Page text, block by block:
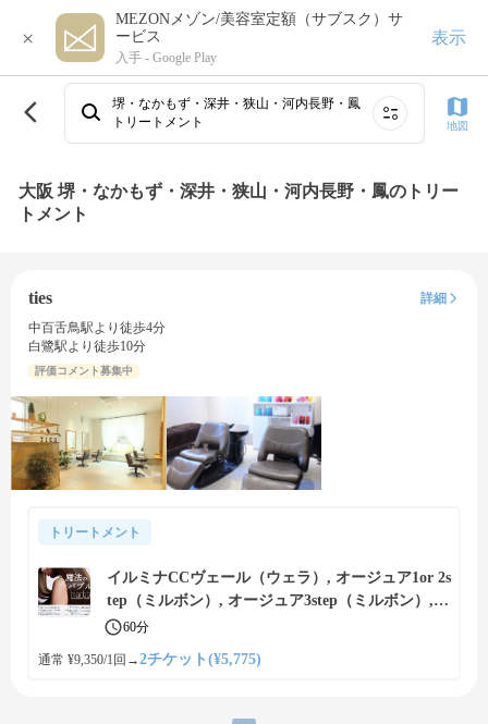
×
MEZONメゾン/美容室定額（サブスク）サ
ービス
入手 - Google Play
表示
堺・なかもず・深井・狭山・河内長野・鳳
トリートメント
地図
大阪 堺・なかもず・深井・狭山・河内長野・鳳のトリー
トメント
ties
詳細
中百舌鳥駅より徒歩4分
白鷺駅より徒歩10分
評価コメント募集中
トリートメント
イルミナCCヴェール（ウェラ）, オージュア1or 2s
tep（ミルボン）, オージュア3step（ミルボン）,
オージュア4 or 5step（ミルボン）, グランドリン
プレミーク（コタ）のトリートメントで内側から
60分
通常 ¥9,350/1回 →2チケット(¥5,775)